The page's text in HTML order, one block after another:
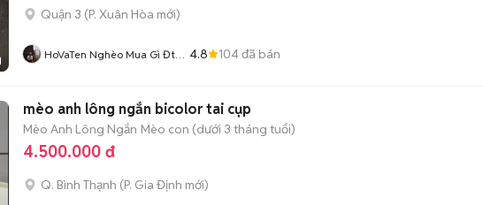
Quận 3 (P. Xuân Hòa mới)
HoVaTen Nghèo Mua Gì Đt
4.8 104đã bán
mèo anh lông ngắn bicolor tai cụp
Mèo Anh Lông Ngắn Mèo con (dưới 3 tháng tuổi)
4.500.000 đ
Q. Bình Thạnh (P. Gia Định mới)